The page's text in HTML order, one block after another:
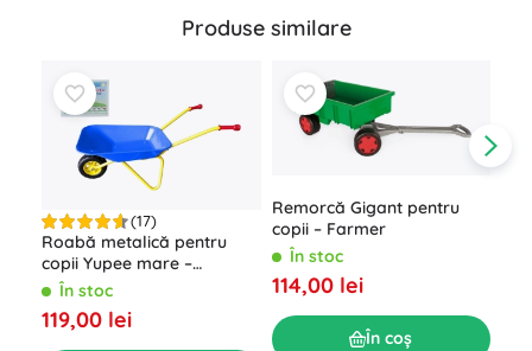
Produse similare
(17)
Roabă metalică pentru
copii Yupee mare –
Albastru
În stoc
119,00 lei
Remorcă Gigant pentru
copii – Farmer
În stoc
114,00 lei
În coș